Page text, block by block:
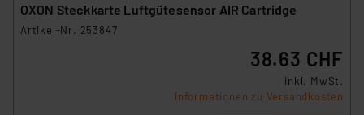
OXON Steckkarte Luftgütesensor AIR Cartridge
Artikel-Nr. 253847
38.63 CHF
inkl. MwSt.
Informationen zu Versandkosten